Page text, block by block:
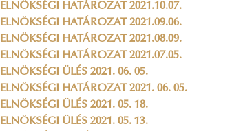
ELNÖKSÉGI HATÁROZAT 2021.10.07.
ELNÖKSÉGI HATÁROZAT 2021.09.06.
ELNÖKSÉGI HATÁROZAT 2021.08.09.
ELNÖKSÉGI HATÁROZAT 2021.07.05.
ELNÖKSÉGI ÜLÉS 2021. 06. 05.
ELNÖKSÉGI HATÁROZAT 2021. 06. 05.
ELNÖKSÉGI ÜLÉS 2021. 05. 18.
ELNÖKSÉGI ÜLÉS 2021. 05. 13.